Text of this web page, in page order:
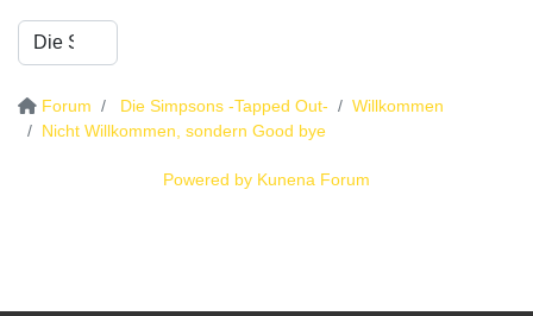
Forum Die Simpsons -Tapped Out-
Willkommen
Nicht Willkommen, sondern Good bye
Powered by Kunena Forum